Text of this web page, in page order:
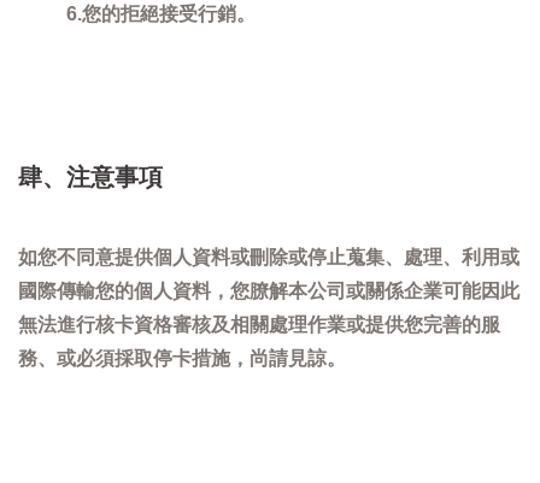
6.您的拒絕接受行銷。
肆、注意事項
如您不同意提供個人資料或刪除或停止蒐集、處理、利用或
國際傳輸您的個人資料，您膫解本公司或關係企業可能因此
無法進行核卡資格審核及相關處理作業或提供您完善的服
務、或必須採取停卡措施，尚請見諒。